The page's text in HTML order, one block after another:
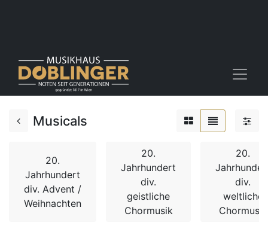
Musicals
20.
Jahrhundert
div. Advent /
Weihnachten
20.
Jahrhundert
div.
geistliche
Chormusik
20.
div.
weltliche
Chormusik